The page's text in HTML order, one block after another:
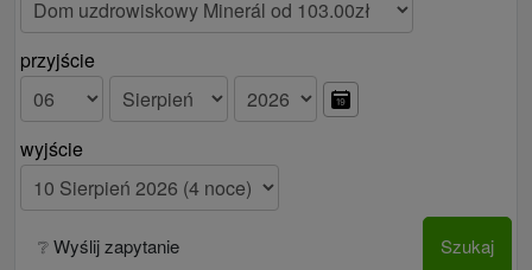
Ministerstwa Gospodarki Republiki Słowackiej nr.
przyjście
wyjście
❔ Wyślij zapytanie Szukaj